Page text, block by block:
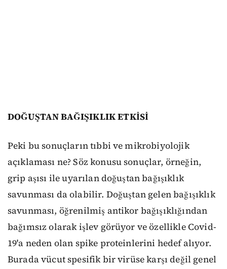
DOĞUŞTAN BAĞIŞIKLIK ETKİSİ
Peki bu sonuçların tıbbi ve mikrobiyolojik
açıklaması ne? Söz konusu sonuçlar, örneğin,
grip aşısı ile uyarılan doğuştan bağışıklık
savunması da olabilir. Doğuştan gelen bağışıklık
savunması, öğrenilmiş antikor bağışıklığından
bağımsız olarak işlev görüyor ve özellikle Covid-
19'a neden olan spike proteinlerini hedef alıyor.
Burada vücut spesifik bir virüse karşı değil genel